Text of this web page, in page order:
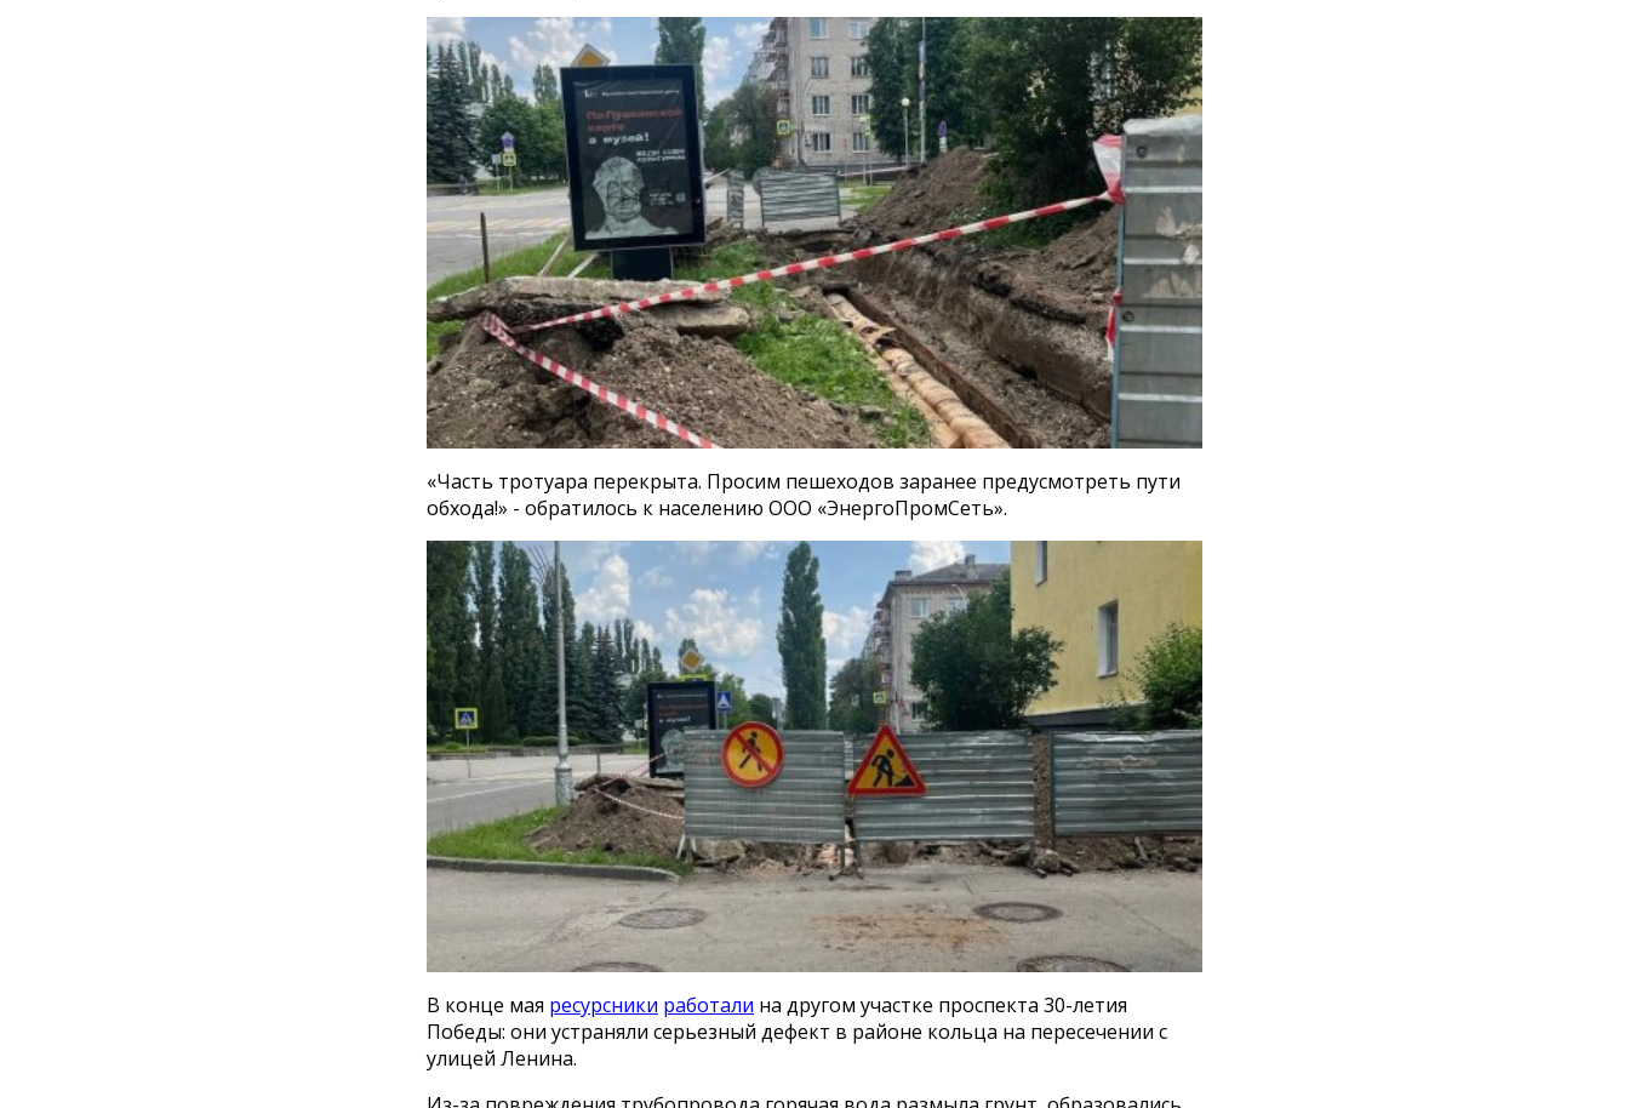
«Часть тротуара перекрыта. Просим пешеходов заранее предусмотреть пути
обхода!» - обратилось к населению ООО «ЭнергоПромСеть».
В конце мая ресурсники работали на другом участке проспекта 30-летия
Победы: они устраняли серьезный дефект в районе кольца на пересечении с
улицей Ленина.